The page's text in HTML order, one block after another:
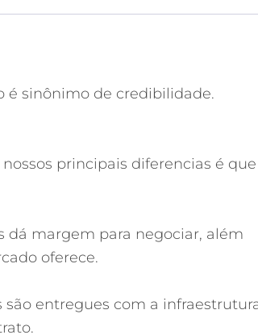
é sinônimo de credibilidade.
principais diferencias é que
dá margem para negociar, além
oferece.
são entregues com a